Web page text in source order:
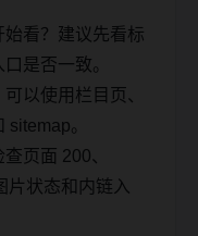
看？建议先看标
是否一致。
以使用栏目页、
sitemap。
页面 200、
片状态和内链入